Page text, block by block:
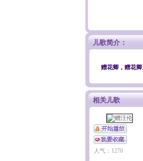
儿歌简介：
赠花卿，赠花卿
相关儿歌
人气：1270